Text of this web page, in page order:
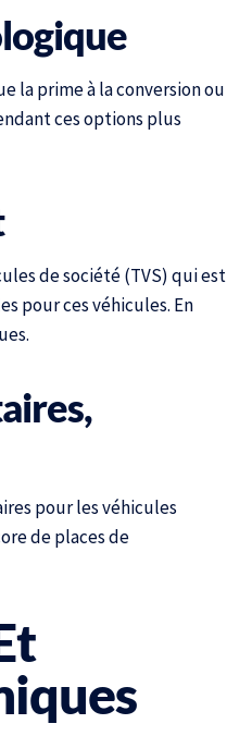
la prime à la conversion ou
ces options plus
de société (TVS) qui est
pour ces véhicules. En
pour les véhicules
de places de